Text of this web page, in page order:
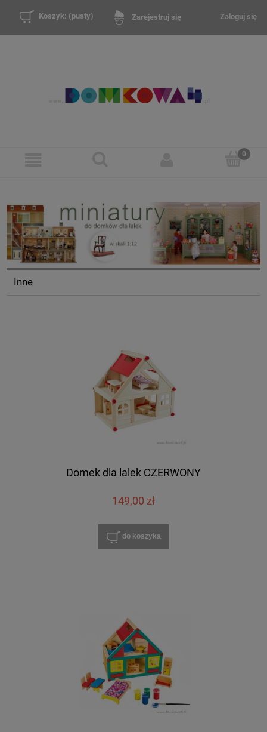
Zarejestruj się Zaloguj się
Koszyk: (pusty)
Inne
Domek dla lalek CZERWONY
149,00 zł
do koszyka